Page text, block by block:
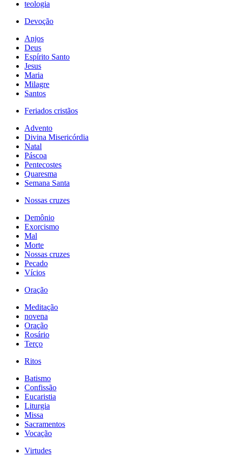
teologia
Devoção
Anjos
Deus
Espírito Santo
Jesus
Maria
Milagre
Santos
Feriados cristãos
Advento
Divina Misericórdia
Natal
Páscoa
Pentecostes
Quaresma
Semana Santa
Nossas cruzes
Demônio
Exorcismo
Mal
Morte
Nossas cruzes
Pecado
Vícios
Oração
Meditação
novena
Oração
Rosário
Terço
Ritos
Batismo
Confissão
Eucaristia
Liturgia
Missa
Sacramentos
Vocação
Virtudes